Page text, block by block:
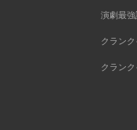
演劇最強
クランク
クラン